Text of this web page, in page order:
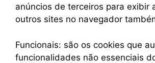
anúncios de terceiros para exibir
outros sites no navegador
Funcionais: são os cookies que
funcionalidades não essenciais